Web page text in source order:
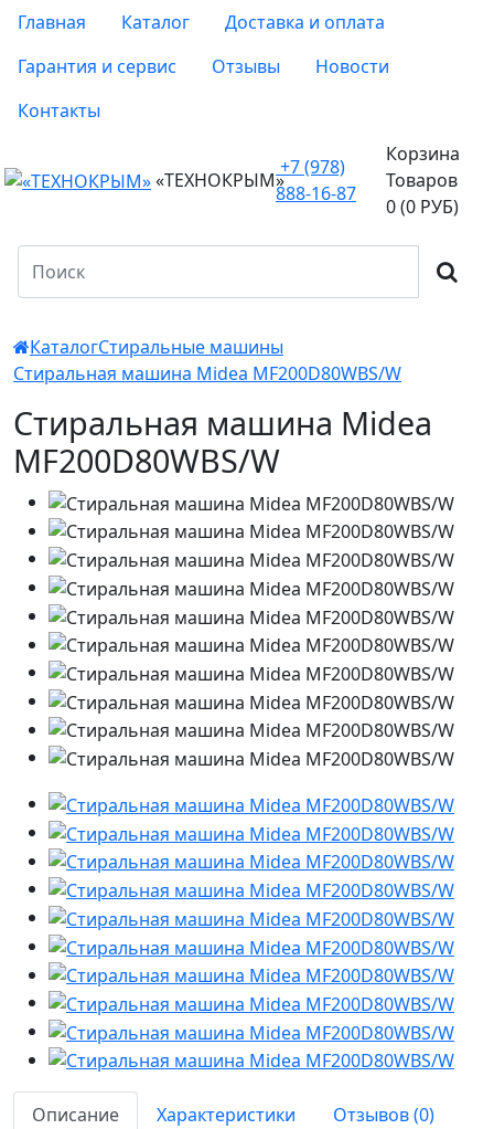
Главная Каталог
Доставка и оплата
Гарантия и сервис
Отзывы
Новости
Контакты
«ТЕХНОКРЫМ»
+7 (978)
888-16-87
Корзина
Товаров
0 (0 РУБ)
КаталогСтиральные машины
Стиральная машина Midea MF200D80WBS/W
Стиральная машина Midea
MF200D80WBS/W
Описание Характеристики
Отзывов (0)